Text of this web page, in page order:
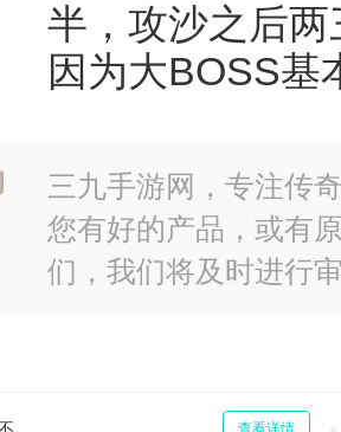
半，攻沙之后
因为大BOSS基
三九手游网，专注传
您有好的产品，或有
们，我们将及时进行
查看详情